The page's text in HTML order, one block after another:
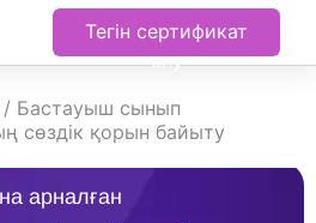
Тегін сертификат
алу
арналған
/ Бастауыш сынып
сөздік қорын байыту